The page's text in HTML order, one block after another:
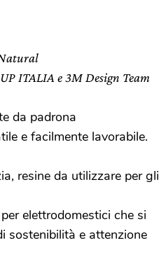
ITALIA e 3M Design Team
da padrona
e facilmente lavorabile.
resine da utilizzare per gli
elettrodomestici che si
sostenibilità e attenzione